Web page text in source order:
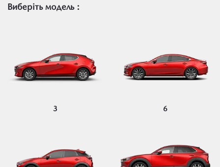
Виберіть модель :
3 6